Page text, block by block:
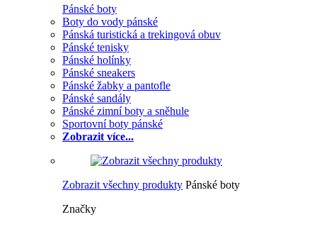
Pánské boty
Boty do vody pánské
Pánská turistická a trekingová obuv
Pánské tenisky
Pánské holínky
Pánské sneakers
Pánské žabky a pantofle
Pánské sandály
Pánské zimní boty a sněhule
Sportovní boty pánské
Zobrazit více...
Zobrazit všechny produkty Pánské boty
Značky